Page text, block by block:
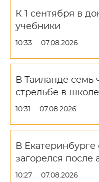
К 1 сентября в
учебники
10:33 07.08.2026
В Таиланде семь
стрельбе в школе
10:31 07.08.2026
В
загорелся после
10:27 07.08.2026